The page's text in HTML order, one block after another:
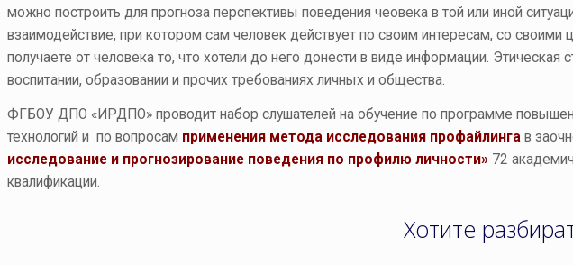
можно построить для прогноза перспективы поведения чеовека в той или иной
взаимодействие, при котором сам человек действует по своим интересам, со
получаете от человека то, что хотели до него донести в виде информации.
воспитании, образовании и прочих требованиях личных и общества.
ФГБОУ ДПО «ИРДПО» проводит набор слушателей на обучение по программе
технологий и по вопросам применения метода исследования профайлинга в
исследование и прогнозирование поведения по профилю личности» 72
квалификации.
Хотите